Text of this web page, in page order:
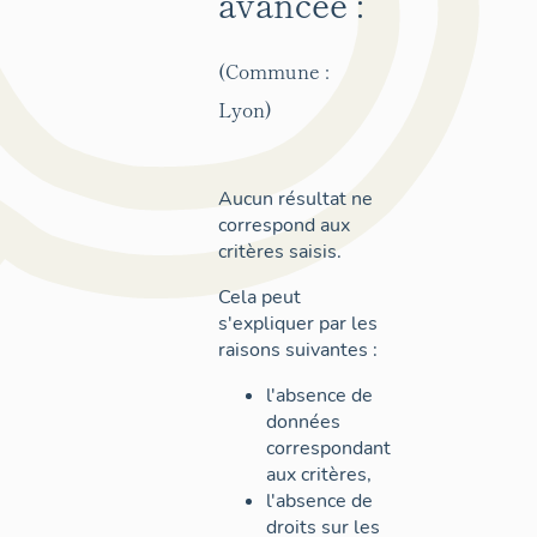
(Commune :
Lyon)
Aucun résultat ne
correspond aux
critères saisis.
Cela peut
s'expliquer par les
raisons suivantes :
l'absence de
données
correspondant
aux critères,
l'absence de
droits sur les